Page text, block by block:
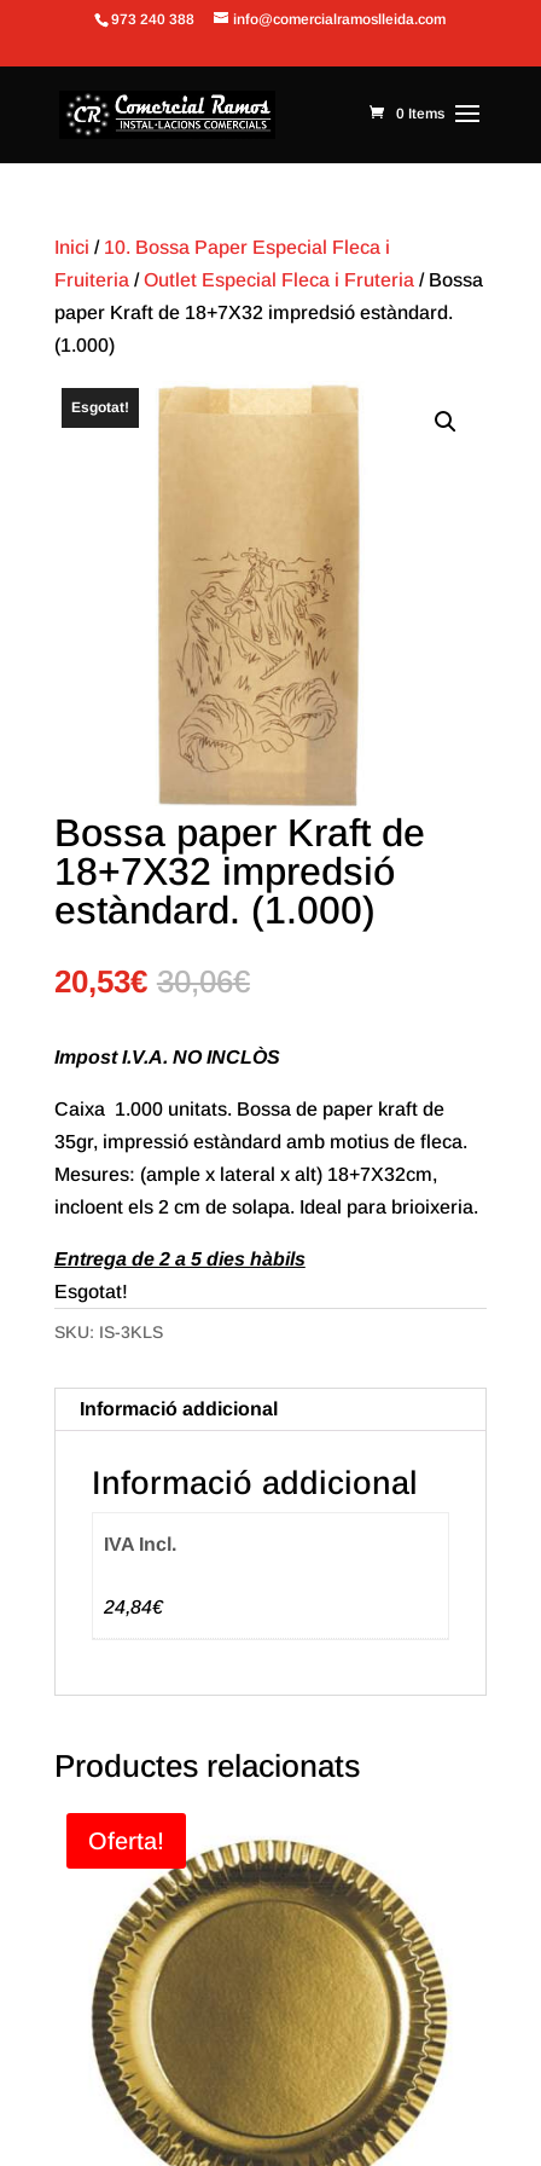
Obre la barra d'eines
973 240 388 info@comercialramoslleida.com
0 Items
Inici / 10. Bossa Paper Especial Fleca i
Fruiteria /Outlet Especial Fleca i Fruteria / Bossa
paper Kraft de 18+7X32 impredsió estàndard.
(1.000)
Esgotat!
Bossa paper Kraft de
18+7X32 impredsió
estàndard. (1.000)
20,53€ 30,06€
Impost I.V.A. NO INCLÒS
Caixa 1.000 unitats. Bossa de paper kraft de
35gr, impressió estàndard amb motius de fleca.
Mesures: (ample x lateral x alt) 18+7X32cm,
incloent els 2 cm de solapa. Ideal para brioixeria.
Entrega de 2 a 5 dies hàbils
Esgotat!
SKU: IS-3KLS
Informació addicional
Informació addicional
IVA Incl.
24,84€
Productes relacionats
Oferta!